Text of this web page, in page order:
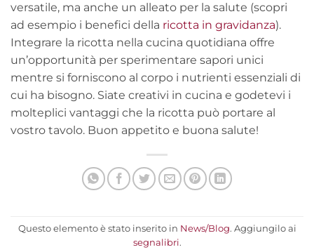
versatile, ma anche un alleato per la salute (scopri
ad esempio i benefici della ricotta in gravidanza).
Integrare la ricotta nella cucina quotidiana offre
un’opportunità per sperimentare sapori unici
mentre si forniscono al corpo i nutrienti essenziali di
cui ha bisogno. Siate creativi in cucina e godetevi i
molteplici vantaggi che la ricotta può portare al
vostro tavolo. Buon appetito e buona salute!
Questo elemento è stato inserito in News/Blog. Aggiungilo ai
segnalibri.